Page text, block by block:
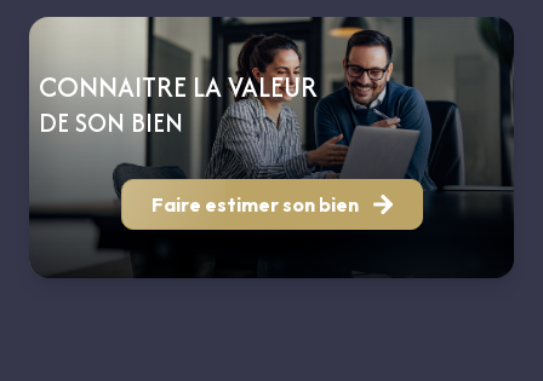
CONNAITRE LA VALEUR
DE SON BIEN
Faire estimer son bien